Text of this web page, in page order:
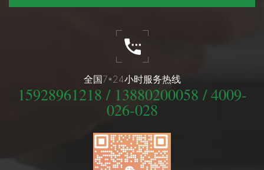
全国7*24小时服务热线
15928961218 / 13880200058 / 4009-
026-028